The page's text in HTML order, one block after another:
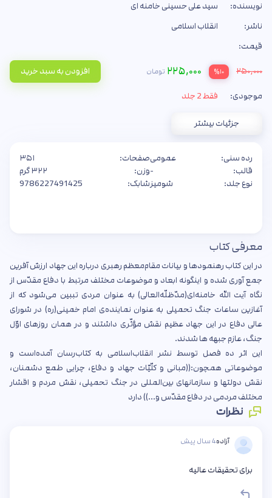
نویسنده:
سید علی حسینی خامنه ای
ناشر:
انقلاب اسلامی
قیمت:
۲۵۰,۰۰۰ %۱۰ ۲۲۵,۰۰۰ تومان افزودن به سبد خرید
موجودی: فقط 2 جلد
جزئیات بیشتر
رده سنی:
عمومی
قالب:
-
نوع جلد:
شومیز
صفحات:
۳۵۱
وزن:
۳۲۲ گرم
شابک:
9786227491425
معرفی کتاب
در این کتاب رهنمودها و بیانات مقام‌معظم رهبری درباره این جهاد ارزش آفرین
جمع آوری شده و اینگونه ابعاد و موضوعات مختلف مرتبط با دفاع مقدّس از
نگاه آیت الله خامنه‌ای(مدّظلّه‌العالی) به عنوان مردی تببین می‌شود که از
آغازین ساعات جنگ تحمیلی به عنوان نماینده‌ی امام خمینی(ره) در شورای‌
عالی دفاع در این جهاد عظیم نقش مؤثّری داشتند و در همان روزهای اوّل
جنگ، عازم جبهه‌ ها شدند.
این اثر ده فصل توسط نشر انقلاب‌اسلامی به کتاب‌رسان آمده‌است و
موضوعاتی همچون:((مبانی و کلّیّات جهاد و دفاع، چرایی طمع دشمنان،
نقش دولتها و سازمانهای بین‌المللی در جنگ تحمیلی، نقش مردم و اقشار
مختلف مردمی در دفاع مقدّس و...)) دارد
نظرات
آزاده4 سال پیش
برای تحقیقات عالیه